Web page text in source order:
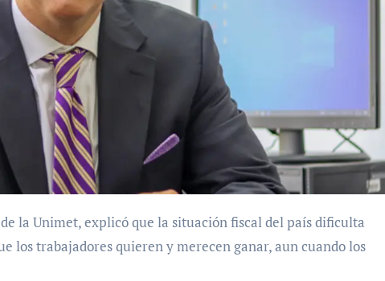
la Unimet, explicó que la situación fiscal del país dificulta
los trabajadores quieren y merecen ganar, aun cuando los